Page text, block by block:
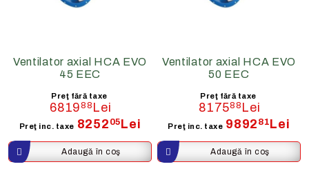
Ventilator axial HCA EVO
45 EEC
Preţ fără taxe
681988 Lei
Preţ inc. taxe 8252 05 Lei
Ventilator axial HCA EVO
50 EEC
Preţ fără taxe
817588 Lei
Preţ inc. taxe 9892 81 Lei